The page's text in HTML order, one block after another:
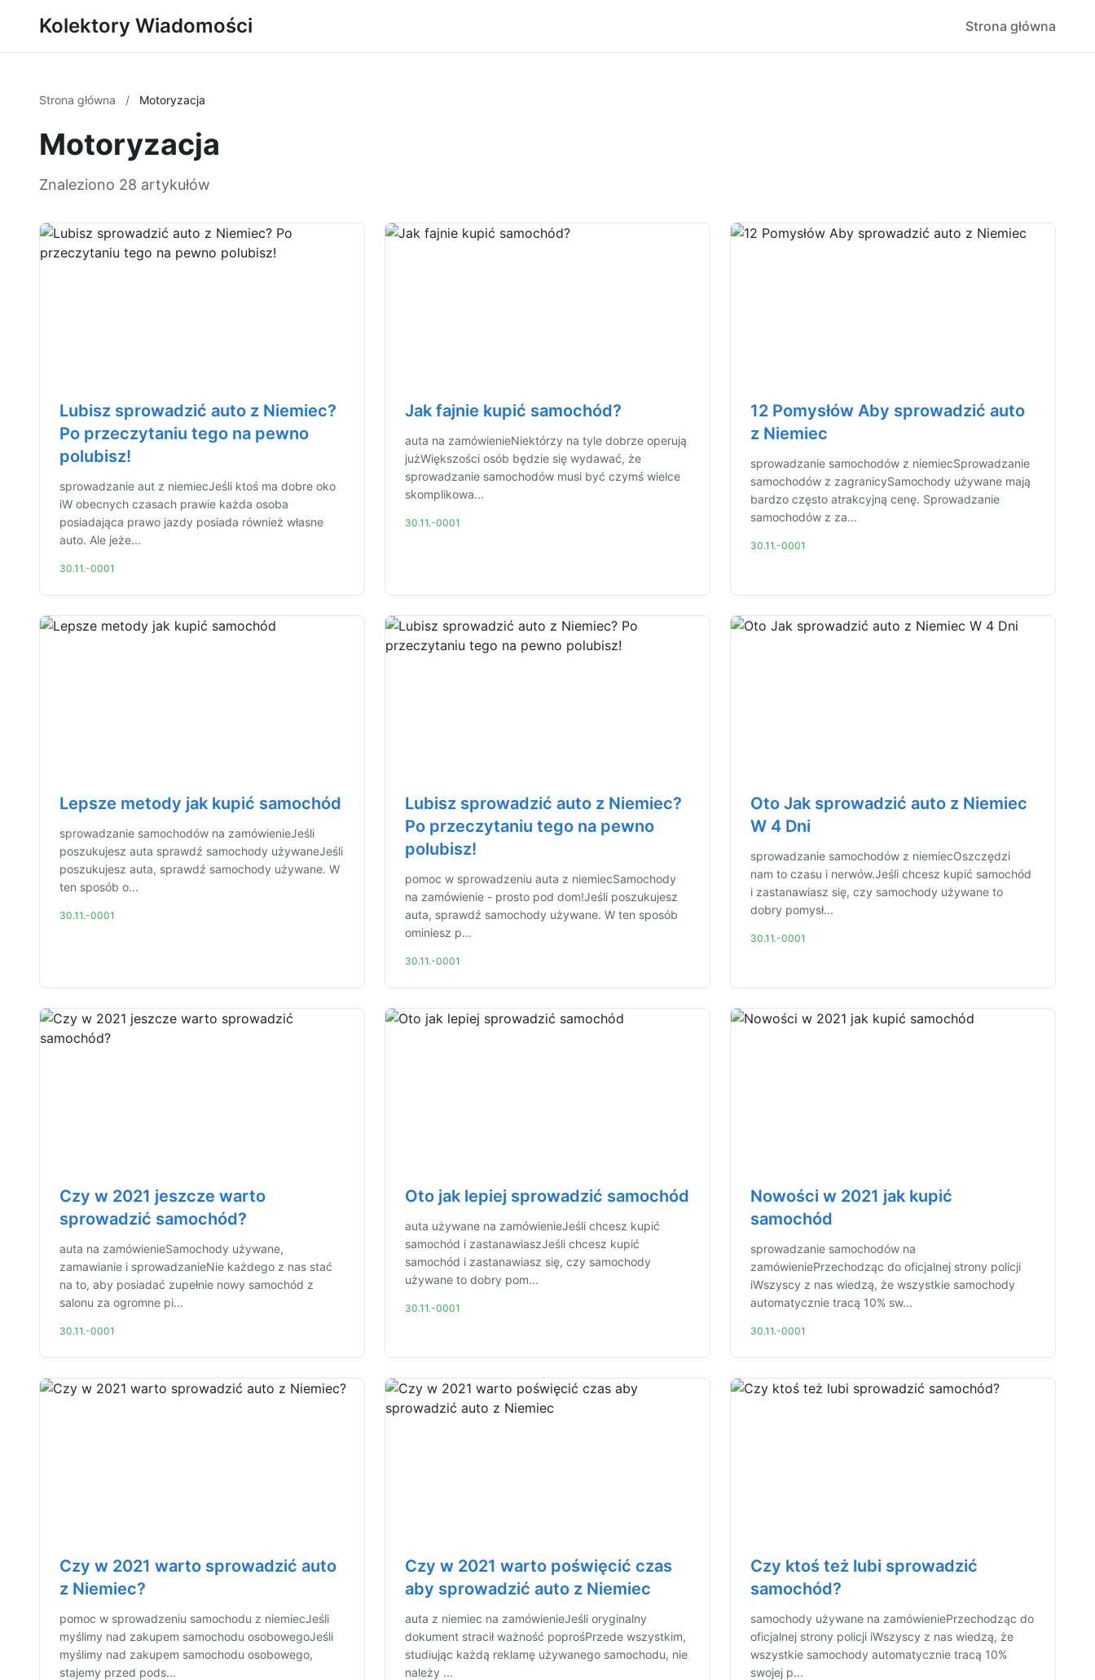
Kolektory Wiadomości Strona główna
Strona główna / Motoryzacja
Motoryzacja
Znaleziono 28 artykułów
Lubisz sprowadzić auto z Niemiec?
Po przeczytaniu tego na pewno
polubisz!
sprowadzanie aut z niemiecJeśli ktoś ma dobre oko
iW obecnych czasach prawie każda osoba
posiadająca prawo jazdy posiada również własne
auto. Ale jeże...
30.11.-0001
Jak fajnie kupić samochód?
auta na zamówienieNiektórzy na tyle dobrze operują
jużWiększości osób będzie się wydawać, że
sprowadzanie samochodów musi być czymś wielce
skomplikowa...
30.11.-0001
12 Pomysłów Aby sprowadzić auto
z Niemiec
sprowadzanie samochodów z niemiecSprowadzanie
samochodów z zagranicySamochody używane mają
bardzo często atrakcyjną cenę. Sprowadzanie
samochodów z za...
30.11.-0001
Lepsze metody jak kupić samochód
sprowadzanie samochodów na zamówienieJeśli
poszukujesz auta sprawdź samochody używaneJeśli
poszukujesz auta, sprawdź samochody używane. W
ten sposób o...
30.11.-0001
Lubisz sprowadzić auto z Niemiec?
Po przeczytaniu tego na pewno
polubisz!
pomoc w sprowadzeniu auta z niemiecSamochody
na zamówienie - prosto pod dom!Jeśli poszukujesz
auta, sprawdź samochody używane. W ten sposób
ominiesz p...
30.11.-0001
Oto Jak sprowadzić auto z Niemiec
W 4 Dni
sprowadzanie samochodów z niemiecOszczędzi
nam to czasu i nerwów.Jeśli chcesz kupić samochód
i zastanawiasz się, czy samochody używane to
dobry pomysł...
30.11.-0001
Czy w 2021 jeszcze warto
sprowadzić samochód?
auta na zamówienieSamochody używane,
zamawianie i sprowadzanieNie każdego z nas stać
na to, aby posiadać zupełnie nowy samochód z
salonu za ogromne pi...
30.11.-0001
Oto jak lepiej sprowadzić samochód
auta używane na zamówienieJeśli chcesz kupić
samochód i zastanawiaszJeśli chcesz kupić
samochód i zastanawiasz się, czy samochody
używane to dobry pom...
30.11.-0001
Nowości w 2021 jak kupić
samochód
sprowadzanie samochodów na
zamówieniePrzechodząc do oficjalnej strony policji
iWszyscy z nas wiedzą, że wszystkie samochody
automatycznie tracą 10% sw...
30.11.-0001
Czy w 2021 warto sprowadzić auto
z Niemiec?
pomoc w sprowadzeniu samochodu z niemiecJeśli
myślimy nad zakupem samochodu osobowegoJeśli
myślimy nad zakupem samochodu osobowego,
stajemy przed pods...
Czy w 2021 warto poświęcić czas
aby sprowadzić auto z Niemiec
auta z niemiec na zamówienieJeśli oryginalny
dokument stracił ważność poprośPrzede wszystkim,
studiując każdą reklamę używanego samochodu, nie
należy ...
Czy ktoś też lubi sprowadzić
samochód?
samochody używane na zamówieniePrzechodząc do
oficjalnej strony policji iWszyscy z nas wiedzą, że
wszystkie samochody automatycznie tracą 10%
swojej p...